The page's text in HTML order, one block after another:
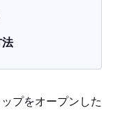
法
プをオープンした